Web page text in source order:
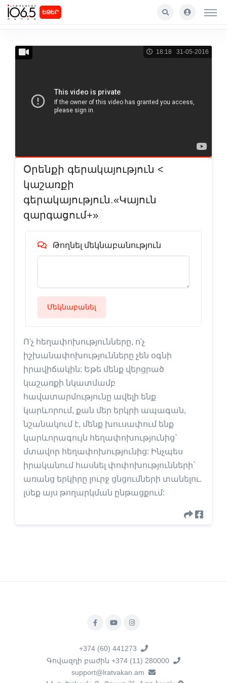
ԵԹԵՐ
18:18 31-05-2016
Օրենքի գերակայություն <
կաշառքի
գերակայություն.«Կայուն
զարգացում+»
Թողնել մեկնաբանություն
Մեկնաբանել
Ո'չ հեղափոխությունները, ո'չ
իշխանափոխությունները չեն օգնի
իրավիճակին: Եթե մենք վերցրած
կաշառքի նկատմամբ
հավատարմությունը ավելի ենք
կարևորում, քան մեր երկրի ապագան,
նշանակում է, մենք խուսափում ենք
կարևորագույն հեղափոխությունից`
մտավոր հեղափոխությունից: Ինչպես
իրականում հասնել փոփոխությունների`
առանց երկիրը լուրջ ցնցումների տանելու.
լսեք այս թողարկման ընթացքում:
+374 (60) 441273
Գովազդի բաժին +374 (11) 280000
support@lratvakan.am